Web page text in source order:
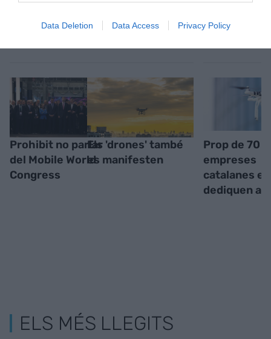
Data Deletion Data Access Privacy Policy
RELACIONADES
Prohibit no parlar
del Mobile World
Congress
Els 'drones' també
es manifesten
Prop de 70
empreses
catalanes es
dediquen
ELS MÉS LLEGITS